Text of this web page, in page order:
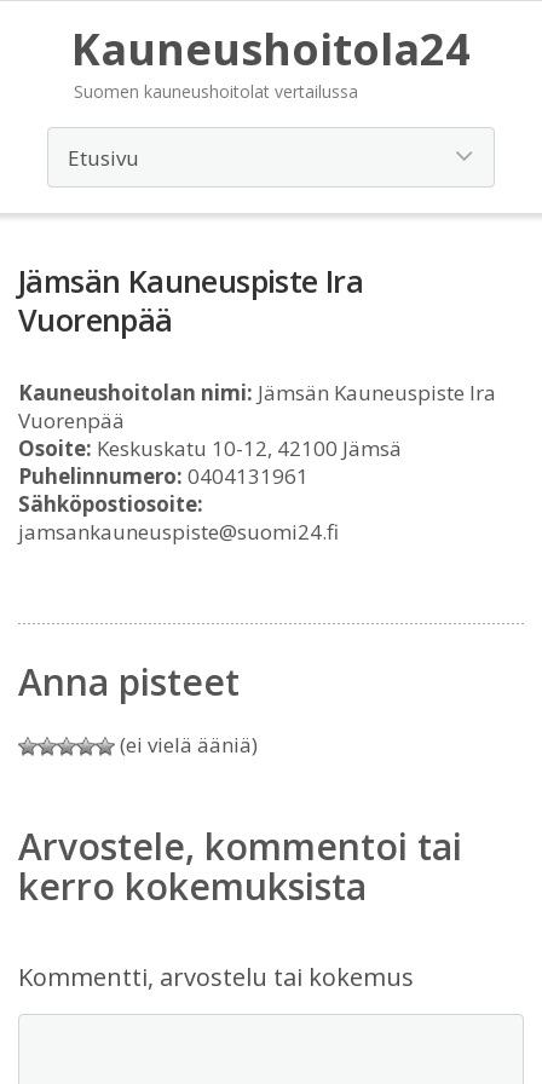
Kauneushoitola24
Suomen kauneushoitolat vertailussa
Jämsän Kauneuspiste Ira
Vuorenpää
Kauneushoitolan nimi: Jämsän Kauneuspiste Ira
Vuorenpää
Osoite: Keskuskatu 10-12, 42100 Jämsä
Puhelinnumero: 0404131961
Sähköpostiosoite:
jamsankauneuspiste@suomi24.fi
Anna pisteet
(ei vielä ääniä)
Arvostele, kommentoi tai
kerro kokemuksista
Kommentti, arvostelu tai kokemus